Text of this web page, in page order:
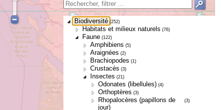
Biodiversité (252)
Habitats et milieux naturels (76)
Faune (122)
Amphibiens (5)
Araignées (2)
Brachiopodes (1)
Crustacés (3)
Insectes (21)
Odonates (libellules) (4)
Orthoptères (3)
Rhopalocères (papillons de
jour)
(3)